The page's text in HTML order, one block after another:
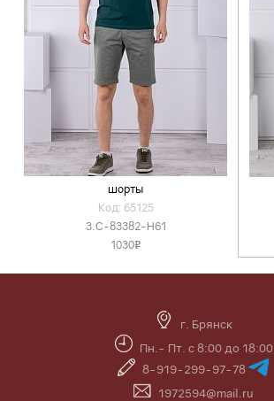
шорты
Код: 65125
3.C-83382-H61
1030v
г. Брянск
Пн.- Пт. с 8:00 до 18:00
8-919-299-97-78
1972594@mail.ru